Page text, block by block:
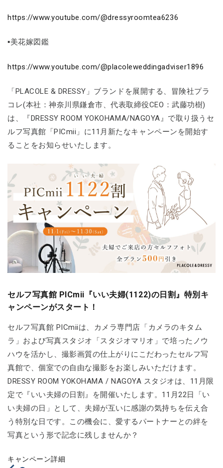
https://www.youtube.com/@dressyroomtea6236
▪美花嫁図鑑
https://www.youtube.com/@placoleweddingadviser1896
「PLACOLE & DRESSY」ブランドを展開する、冒険社プラ
コレ(本社：神奈川県鎌倉市、代表取締役CEO：武藤功樹)
は、『DRESSY ROOM YOKOHAMA/NAGOYA』で取り扱うセ
ルフ写真館「PICmii」に11月新たなキャンペーンを開始す
ることをお知らせいたします。
セルフ写真館 PICmii『いい夫婦(1122)の日割』特別キ
ャンペーンがスタート！
セルフ写真館 PICmiiは、カメラ専門店「カメラのキタム
ラ」および写真スタジオ「スタジオマリオ」で培ったノウ
ハウを活かし、撮影画質の仕上がりにこだわったセルフ写
真館で、個室での自由な撮影をお楽しみいただけます。
DRESSY ROOM YOKOHAMA / NAGOYA スタジオは、11月限
定で『いい夫婦の日割』を開催いたします。11月22日「い
い夫婦の日」として、夫婦が互いに感謝の気持ちを伝え合
う特別な日です。この機会に、愛するパートナーとの絆を
写真という形で記念に残しませんか？
キャンペーン詳細